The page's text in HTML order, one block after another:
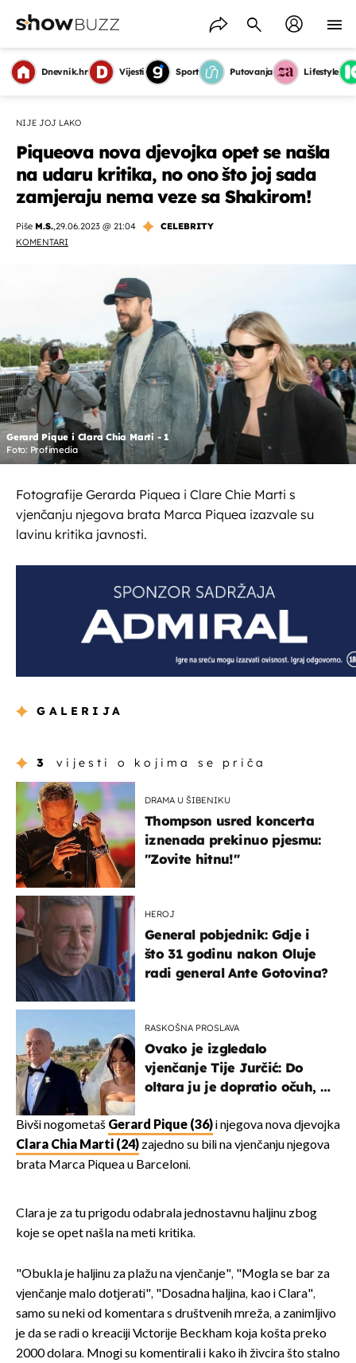
Dnevnik.hr Vijesti Sport Putovanja Lifestyle
NIJE JOJ LAKO
Piqueova nova djevojka opet se našla
na udaru kritika, no ono što joj sada
zamjeraju nema veze sa Shakirom!
Piše M.S.,29.06.2023 @ 21:04
CELEBRITY
KOMENTARI
Gerard Pique i Clara Chia Marti - 1
Foto: Profimedia
Fotografije Gerarda Piquea i Clare Chie Marti s
vjenčanju njegova brata Marca Piquea izazvale su
lavinu kritika javnosti.
GALERIJA
3 vijesti o kojima se priča
DRAMA U ŠIBENIKU
Thompson usred koncerta
iznenada prekinuo pjesmu:
"Zovite hitnu!"
HEROJ
General pobjednik: Gdje i
što 31 godinu nakon Oluje
radi general Ante Gotovina?
RASKOŠNA PROSLAVA
Ovako je izgledalo
vjenčanje Tije Jurčić: Do
oltara ju je dopratio očuh, a
Bivši nogometaš Gerard Pique (36)i njegova nova djevojka
Clara Chia Marti (24)zajedno su bili na vjenčanju njegova
brata Marca Piquea u Barceloni.
Clara je za tu prigodu odabrala jednostavnu haljinu zbog
koje se opet našla na meti kritika.
"Obukla je haljinu za plažu na vjenčanje", "Mogla se bar za
vjenčanje malo dotjerati", "Dosadna haljina, kao i Clara",
samo su neki od komentara s društvenih mreža, a zanimljivo
je da se radi o kreaciji Victorije Beckham koja košta preko
2000 dolara. Mnogi su komentirali i kako ih živcira što stalno
OMOGUĆI OBAVIJESTI